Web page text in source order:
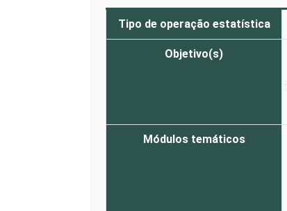
Tipo de operação estatística
Objetivo(s)
Módulos temáticos